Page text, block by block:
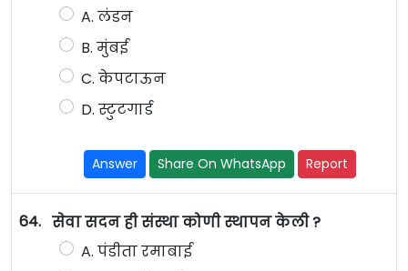
A. लंडन
B. मुंबई
C. केपटाऊन
D. स्टुटगार्ड
Answer Share On WhatsApp Report
64. सेवा सदन ही संस्था कोणी स्थापन केली ?
A. पंडीता रमाबाई